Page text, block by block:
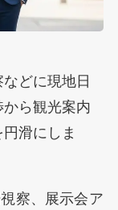
どに現地日
ら観光案内
滑にしま
察、展示会ア